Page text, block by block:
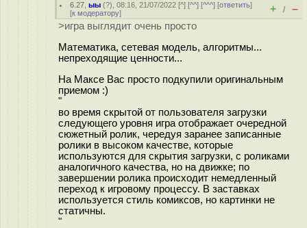
6.27 ,ыы (?), 08:16, 21/07/2022 [^] [^^] [^^^] [ответить]
[к модератору] + / –
>игра выглядит очень просто
Математика, сетевая модель, алгоритмы...
непреходящие ценности...
На Максе Вас просто подкупили оригинальным
приемом :)
"
во время скрытой от пользователя загрузки
следующего уровня игра отображает очередной
сюжетный ролик, чередуя заранее записанные
ролики в высоком качестве, которые
используются для скрытия загрузки, с роликами
аналогичного качества, но на движке; по
завершении ролика происходит немедленный
переход к игровому процессу. В заставках
используется стиль комиксов, но картинки не
статичны.
"